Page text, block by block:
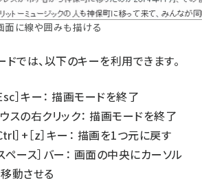
面に線や囲みも描ける
ドでは、以下のキーを利用できます。
］キー： 描画モードを終了
スの右クリック： 描画モードを終了
］+［z］キー： 描画を1つ元に戻す
ペース］バー： 画面の中央にカーソル
動させる